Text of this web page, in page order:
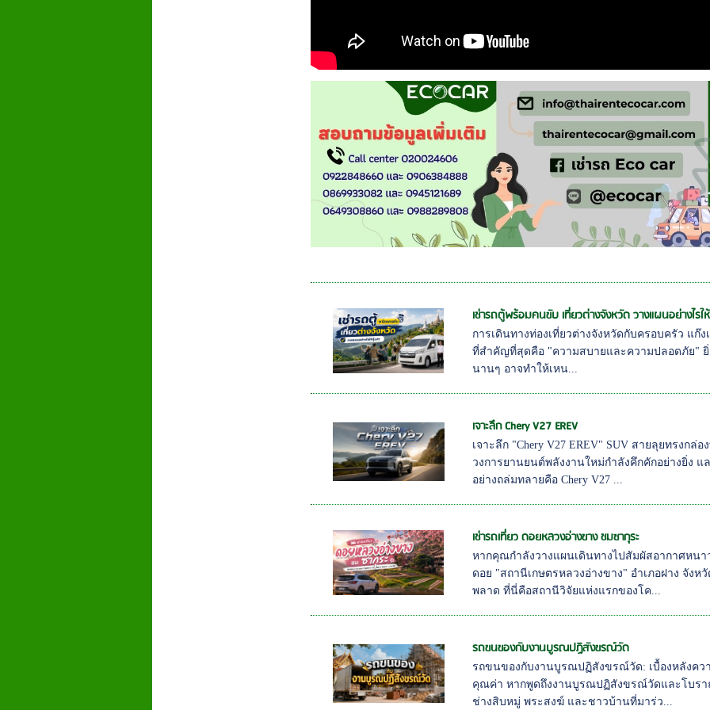
เช่ารถตู้พร้อมคนขับ เที่ยวต่างจังหวัด วางแผนอย่างไร
การเดินทางท่องเที่ยวต่างจังหวัดกับครอบครัว แก๊
ที่สำคัญที่สุดคือ "ความสบายและความปลอดภัย" ยิ่
นานๆ อาจทำให้เหน...
เจาะลึก Chery V27 EREV
เจาะลึก "Chery V27 EREV" SUV สายลุยทรงกล่
วงการยานยนต์พลังงานใหม่กำลังคึกคักอย่างยิ่ง
อย่างถล่มทลายคือ Chery V27 ...
เช่ารถเที่ยว ดอยหลวงอ่างขาง ชมซากุระ
หากคุณกำลังวางแผนเดินทางไปสัมผัสอากาศหน
ดอย "สถานีเกษตรหลวงอ่างขาง" อำเภอฝาง จัง
พลาด ที่นี่คือสถานีวิจัยแห่งแรกของโค...
รถขนของกับงานบูรณปฏิสังขรณ์วัด
รถขนของกับงานบูรณปฏิสังขรณ์วัด: เบื้องหลังคว
คุณค่า หากพูดถึงงานบูรณปฏิสังขรณ์วัดและโบร
ช่างสิบหมู่ พระสงฆ์ และชาวบ้านที่มาร่ว...